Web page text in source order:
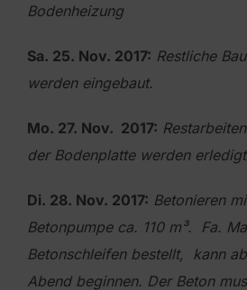
Bodenheizung
Sa. 25. Nov. 2017: Restliche
werden eingebaut.
Mo. 27. Nov. 2017:
der Bodenplatte werden
Di. 28. Nov. 2017: Betonieren
Betonpumpe ca. 110 m³. Fa.
Betonschleifen bestellt,
kann
Abend beginnen. Der Beton